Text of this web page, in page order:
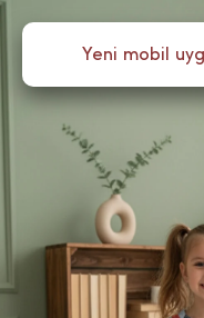
Menü
Yeni mobil